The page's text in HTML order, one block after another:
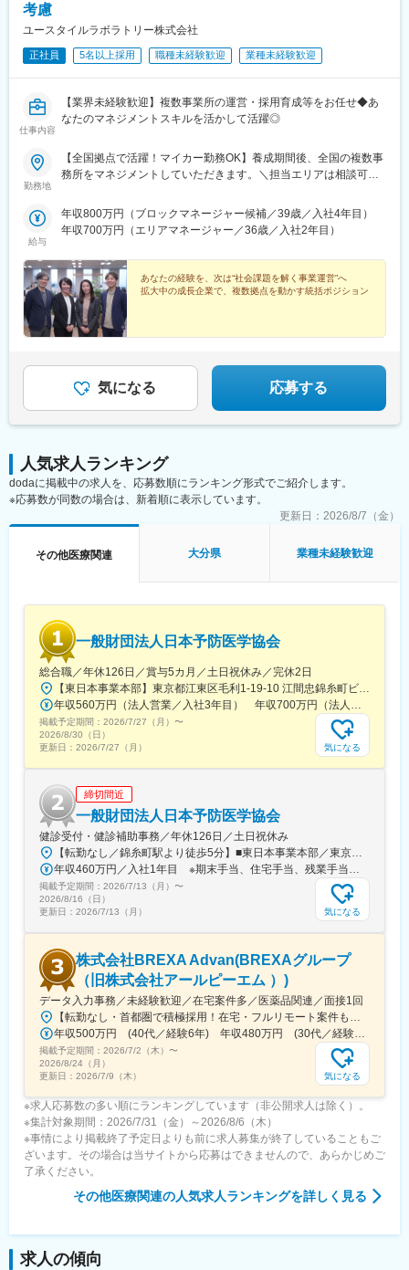
考慮
ユースタイルラボラトリー株式会社
正社員 5名以上採用 職種未経験歓迎 業種未経験歓迎
仕事内容
【業界未経験歓迎】複数事業所の運営・採用育成等をお任せ◆あ
なたのマネジメントスキルを活かして活躍◎
勤務地
【全国拠点で活躍！マイカー勤務OK】養成期間後、全国の複数事
務所をマネジメントしていただきます。＼担当エリアは相談可
《養成期間中の勤務地》現在は東京、横浜、埼玉、福岡の事業所
で行っていますが、ご希望に合わせて、お住まいのエリアで行う
ことも可能です。また社宅の利用もできますので、ご面接時にお
が対象※現在お住まいの地域又はジェネラルマネージャーと相談の
上決定《配属事業部について》障害福祉事業では「重度訪問介
護」と「グループホーム」、高齢者事業では「訪問介護事業」を
展開しています。配属に関しては、適性や条件等に応じて、配属
の事業部を決定。あなたの適性や能力を活かせる適切な部署でご
なる点はご相談ください。☆引越し手当支給・借り上げ社宅提供
あり（無料）
給与
年収800万円（ブロックマネージャー候補／39歳／入社4年目）
年収700万円（エリアマネージャー／36歳／入社2年目）
あなたの経験を、次は“社会課題を解く事業運営”へ
拡大中の成長企業で、複数拠点を動かす統括ポジション
気になる 応募する
人気求人ランキング
dodaに掲載中の求人を、応募数順にランキング形式でご紹介します。
※応募数が同数の場合は、新着順に表示しています。
更新日： 2026/8/7（金）
その他医療関連 大分県 業種未経験歓迎
一般財団法人日本予防医学協会
総合職／年休126日／賞与5カ月／土日祝休み／完休2日
【東日本事業本部】東京都江東区毛利1-19-10 江間忠錦糸町ビル※訪問先からの直行直帰が可能です！＜アクセス＞・JR総武線（快速・各駅停車）／東京メトロ半蔵門線 錦糸町駅より徒歩5分・東京メトロ半蔵門線／都営新宿線 住吉駅より徒歩5分※受動喫煙対策:屋内全面禁煙
年収560万円（法人営業／入社3年目） 年収700万円（法人営業・チームリーダー／入社5年目）
掲載予定期間： 2026/7/27（月） 〜
2026/8/30（日）
更新日： 2026/7/27（月） 気になる
締切間近
一般財団法人日本予防医学協会
健診受付・健診補助事務／年休126日／土日祝休み
【転勤なし／錦糸町駅より徒歩5分】■東日本事業本部／東京都江東区毛利1-19-10 江間忠錦糸町ビル＜アクセス＞JR総武線（快速）、総武線（各駅停車）「錦糸町駅」南口より徒歩5分東京メトロ半蔵門線「錦糸町駅」B1出口より徒歩5分東京メトロ半蔵門線／都営新宿線「住吉駅」B2出口より徒歩5分※受動喫煙対策あり（オフィス内禁煙）
年収460万円／入社1年目 ※期末手当、住宅手当、残業手当（月10時間分）含む
掲載予定期間： 2026/7/13（月） 〜
2026/8/16（日）
更新日： 2026/7/13（月） 気になる
株式会社BREXA Advan(BREXAグループ
（旧株式会社アールピーエム ）)
データ入力事務／未経験歓迎／在宅案件多／医薬品関連／面接1回
【転勤なし・首都圏で積極採用！在宅・フルリモート案件も有り！大手・優良企業が中心♪】■本社／大阪市淀川区宮原3-5-36 新大阪トラストタワー19F変更の範囲、上記を除く当社関連勤務地◆プロジェクト先例東京23区内、横浜、大宮、千葉、その他＜配属先最寄り駅の一例＞飯田橋／日本橋／浜松町／信濃町／四ツ谷／池袋／蒲田 など※過去の配属先は勤務地一覧に記載◆POINT！#大手企業など約300社の取引先あり！（製薬メーカー、製薬関連企業、化粧品関連企業、臨床研究センターなど）#最寄り駅から徒歩5～10分圏内の通いやすいオフィス＃在宅勤務・在宅プロジェクト多数＃定時退社基本＆土日祝休み＃安定性抜群の医療業界で事務として活躍＃未経験入社8割×研修センターで手厚くフォロー＃産育休の取得実績100％#転居を伴う転勤なし※受動喫煙対策：オフィス内禁煙
年収500万円 (40代／経験6年) 年収480万円 (30代／経験4年)
掲載予定期間： 2026/7/2（木） 〜
2026/8/24（月）
更新日： 2026/7/9（木） 気になる
※求人応募数の多い順にランキングしています（非公開求人は除く）。
※集計対象期間：2026/7/31（金）～2026/8/6（木）
※事情により掲載終了予定日よりも前に求人募集が終了していることもご
ざいます。その場合は当サイトから応募はできませんので、あらかじめご
了承ください。
その他医療関連の人気求人ランキングを詳しく見る
求人の傾向